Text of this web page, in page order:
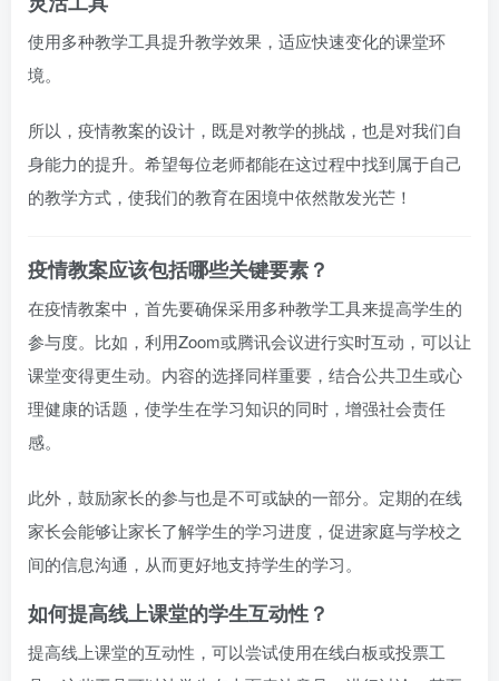
使用多种教学工具提升教学效果，适应快速变化的课堂环
境。
所以，疫情教案的设计，既是对教学的挑战，也是对我们自
身能力的提升。希望每位老师都能在这过程中找到属于自己
的教学方式，使我们的教育在困境中依然散发光芒！
疫情教案应该包括哪些关键要素？
在疫情教案中，首先要确保采用多种教学工具来提高学生的
参与度。比如，利用Zoom或腾讯会议进行实时互动，可以让
课堂变得更生动。内容的选择同样重要，结合公共卫生或心
理健康的话题，使学生在学习知识的同时，增强社会责任
感。
此外，鼓励家长的参与也是不可或缺的一部分。定期的在线
家长会能够让家长了解学生的学习进度，促进家庭与学校之
间的信息沟通，从而更好地支持学生的学习。
如何提高线上课堂的学生互动性？
提高线上课堂的互动性，可以尝试使用在线白板或投票工